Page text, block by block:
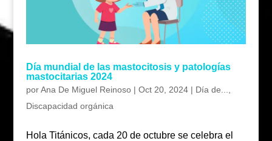
Día mundial de las mastocitosis y patologías
mastocitarias 2024
porAna De Miguel Reinoso| Oct 20, 2024| Día de...
Discapacidad orgánica
Hola Titánicos, cada 20 de octubre se celebra el